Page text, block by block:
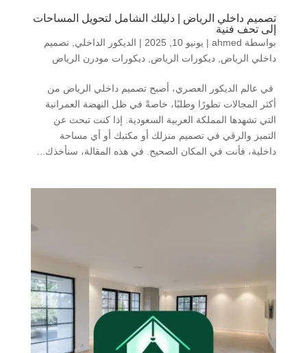
تصميم داخلي الرياض | دليلك الشامل لتحويل المساحات
إلى تحف فنية
بواسطة ahmed
| يونيو 10, 2025 | الديكور الداخلي, تصميم
داخلي الرياض, ديكورات الرياض, ديكورات مودرن الرياض
في عالم الديكور العصري، أصبح تصميم داخلي الرياض من
أكثر المجالات تطورًا وطلبًا، خاصةً في ظل النهضة العمرانية
التي تشهدها المملكة العربية السعودية. إذا كنت تبحث عن
التميز والرقي في تصميم منزلك أو مكتبك أو أي مساحة
داخلية، فأنت في المكان الصحيح. في هذه المقالة، سنأخذك...